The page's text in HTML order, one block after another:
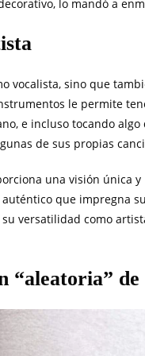
lo mandó a
vocalista, sino que
le permite
e incluso tocando
de sus propias
una visión única
que impregna
versatilidad como
“aleatoria”